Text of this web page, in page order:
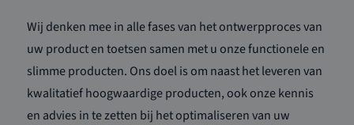
Wij denken mee in alle fases van het ontwerpproces van
uw product en toetsen samen met u onze functionele en
slimme producten. Ons doel is om naast het leveren van
kwalitatief hoogwaardige producten, ook onze kennis
en advies in te zetten bij het optimaliseren van uw